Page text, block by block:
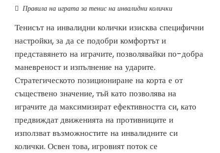
Правила на играта за тенис на инвалидни колички
Тенисът на инвалидни колички изисква специфични
настройки, за да се подобри комфортът и
представянето на играчите, позволявайки по-добра
маневреност и изпълнение на ударите.
Стратегическото позициониране на корта е от
съществено значение, тъй като позволява на
играчите да максимизират ефективността си, като
предвиждат движенията на противниците и
използват възможностите на инвалидните си
колички. Освен това, игровият поток се